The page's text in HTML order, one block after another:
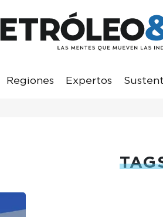
Regiones Expertos